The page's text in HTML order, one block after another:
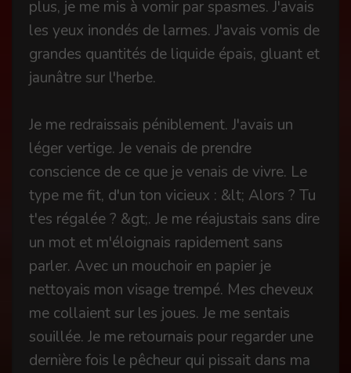
plus, je me mis à vomir par spasmes. J'avais
les yeux inondés de larmes. J'avais vomis de
grandes quantités de liquide épais, gluant et
jaunâtre sur l'herbe.
Je me redraissais péniblement. J'avais un
léger vertige. Je venais de prendre
conscience de ce que je venais de vivre. Le
type me fit, d'un ton vicieux : &lt; Alors ? Tu
t'es régalée ? &gt;. Je me réajustais sans dire
un mot et m'éloignais rapidement sans
parler. Avec un mouchoir en papier je
nettoyais mon visage trempé. Mes cheveux
me collaient sur les joues. Je me sentais
souillée. Je me retournais pour regarder une
dernière fois le pêcheur qui pissait dans ma